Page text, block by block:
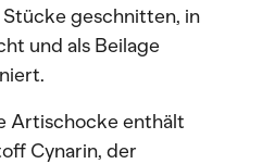
geschnitten, in
und als Beilage
Artischocke enthält
Cynarin, der